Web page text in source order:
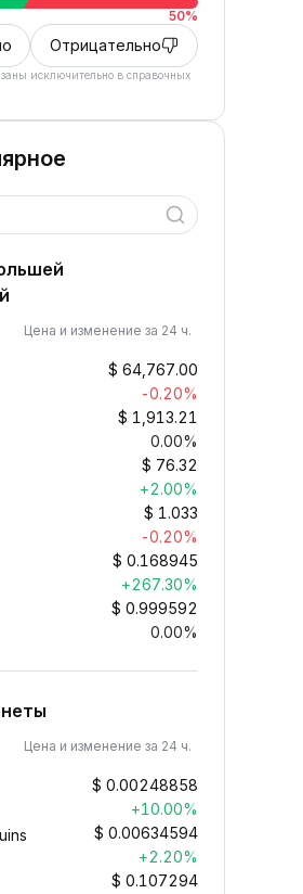
50%
Отрицательно
исключительно в справочных
Цена и изменение за 24 ч.
$ 64,767.00
-0.20%
$ 1,913.21
0.00%
$ 76.32
+2.00%
$ 1.033
-0.20%
$ 0.168945
+267.30%
$ 0.999592
0.00%
Цена и изменение за 24 ч.
$ 0.00248858
+10.00%
$ 0.00634594
+2.20%
$ 0.107294